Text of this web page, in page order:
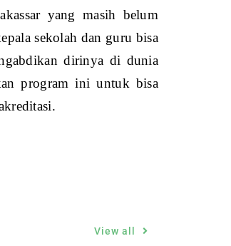
yang masih belum
sekolah dan guru bisa
dirinya di dunia
program ini untuk bisa
View all